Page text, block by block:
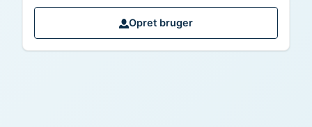
Opret bruger